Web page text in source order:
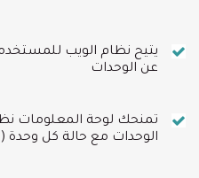
يتيح نظام الويب
عن الوحدات
تمنحك لوحة المعلومات
الوحدات مع حالة كل وحدة